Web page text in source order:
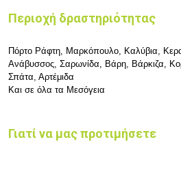
Περιοχή δραστηριότητας
Πόρτο Ράφτη, Μαρκόπουλο, Καλύβια,
Ανάβυσσος, Σαρωνίδα, Βάρη, Βάρκιζα,
Σπάτα, Αρτέμιδα
Και σε όλα τα Μεσόγεια
Γιατί να μας προτιμήσετε